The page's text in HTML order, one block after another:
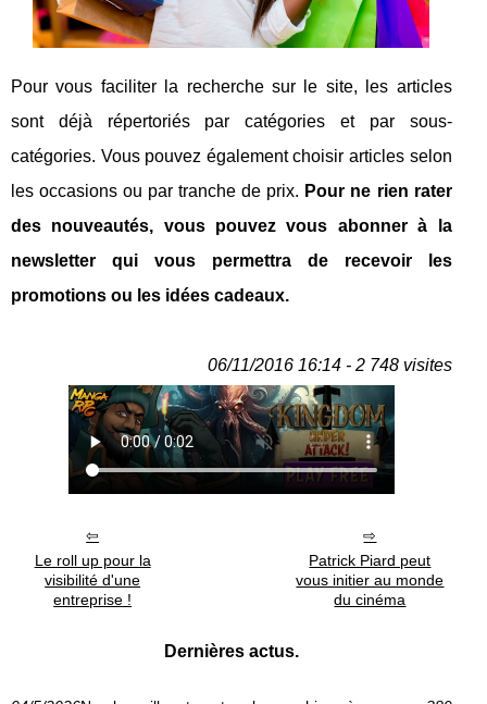
Pour vous faciliter la recherche sur le site, les articles
sont déjà répertoriés par catégories et par sous-
catégories. Vous pouvez également choisir articles selon
les occasions ou par tranche de prix. Pour ne rien rater
des nouveautés, vous pouvez vous abonner à la
newsletter qui vous permettra de recevoir les
promotions ou les idées cadeaux.
06/11/2016 16:14 - 2 748 visites
Le roll up pour la
visibilité d'une
entreprise !
Patrick Piard peut
vous initier au monde
du cinéma
Dernières actus.